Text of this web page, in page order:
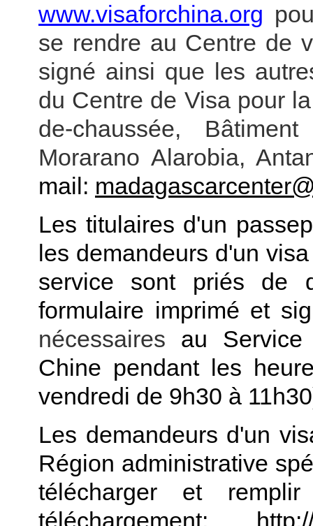
www.visaforchina.org
se rendre au Centre de
signé ainsi que les
du Centre de Visa pour
de-chaussée,
Morarano Alarobia,
mail:
Les titulaires d'un
les demandeurs d'un
service sont priés de
formulaire imprimé et
nécessaires au Service
Chine pendant les
vendredi de 9h30 à
Les demandeurs d'un
Région administrative
télécharger et
téléchargement: